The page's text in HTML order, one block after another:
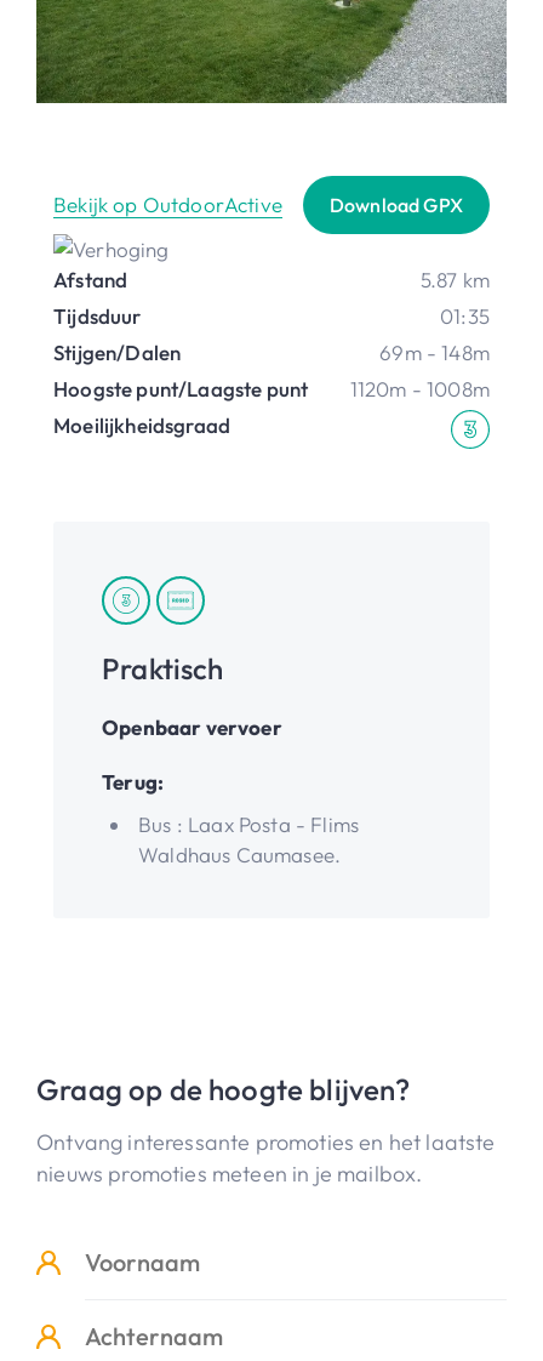
Bekijk op OutdoorActive Download GPX
Afstand
5.87 km
Tijdsduur
01:35
Stijgen/Dalen
69m - 148m
Hoogste punt/Laagste punt
1120m - 1008m
Moeilijkheidsgraad
Praktisch
Openbaar vervoer
Terug:
Bus : Laax Posta - Flims
Waldhaus Caumasee.
Graag op de hoogte blijven?
Ontvang interessante promoties en het laatste
nieuws promoties meteen in je mailbox.